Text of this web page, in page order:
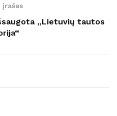
įrašas
„Lietuvių tautos